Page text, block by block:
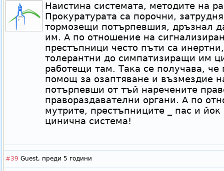
Наистина системата, методите на
Прокуратурата са порочни,
тормозещи потърпевшия, дръзнал
им. А по отношение на
престъпници често пъти са
толерантни до симпатизиращи им
работещи там. Така се получава,
помощ за озаптяване и възмездие
потърпевши от тъй наречените
правораздавателни органи. А по
мутрите, престъпниците _ пас и
цинична система!
#39 Guest, преди 5 години